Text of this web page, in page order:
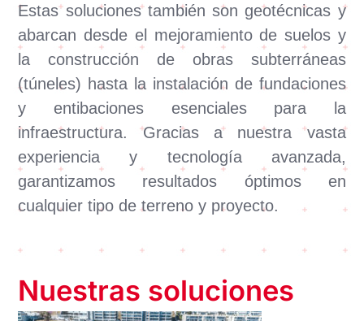
Estas soluciones también son geotécnicas y
abarcan desde el mejoramiento de suelos y
la construcción de obras subterráneas
(túneles) hasta la instalación de fundaciones
y entibaciones esenciales para la
infraestructura. Gracias a nuestra vasta
experiencia y tecnología avanzada,
garantizamos resultados óptimos en
cualquier tipo de terreno y proyecto.
Nuestras soluciones